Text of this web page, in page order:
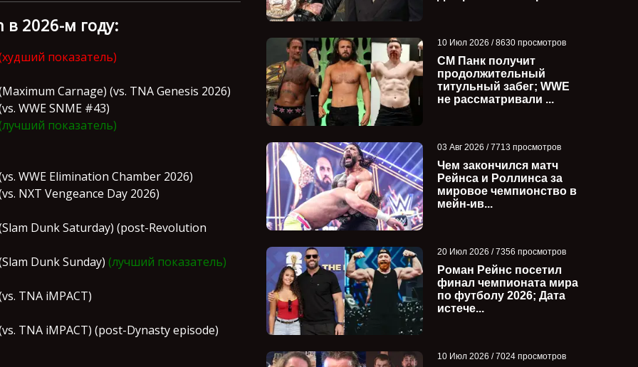
в 2026-м году:
показатель)
Carnage) (vs. TNA Genesis 2026)
WWE SNME #43)
показатель)
WWE Elimination Chamber 2026)
NXT Vengeance Day 2026)
Dunk Saturday) (post-Revolution
Dunk Sunday) (лучший показатель)
TNA iMPACT)
TNA iMPACT) (post-Dynasty episode)
10 Июл 2026 / 8630 просмотров
СМ Панк получит
продолжительный
титульный забег; WWE
не рассматривали ...
03 Авг 2026 / 7713 просмотров
Чем закончился матч
Рейнса и Роллинса за
мировое чемпионство в
мейн-ив...
20 Июл 2026 / 7356 просмотров
Роман Рейнс посетил
финал чемпионата мира
по футболу 2026; Дата
истече...
10 Июл 2026 / 7024 просмотров